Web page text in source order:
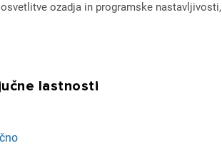
ozadja in programske nastavljivosti,
lastnosti